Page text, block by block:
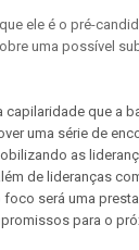
ele é o pré-
uma possível
capilaridade que a
uma série de
as
de lideranças
será uma
para o